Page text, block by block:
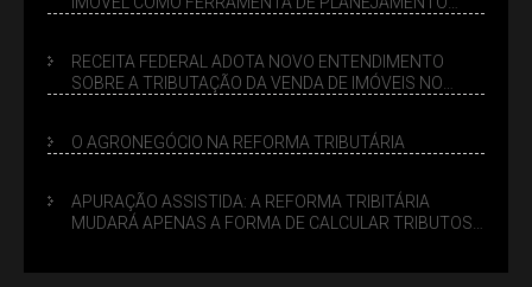
RECEITA FEDERAL ADOTA NOVO ENTENDIMENTO
SOBRE A TRIBUTAÇÃO DA VENDA DE IMÓVEIS NO
O AGRONEGÓCIO NA REFORMA TRIBUTÁRIA
APURAÇÃO ASSISTIDA: A REFORMA TRIBITÁRIA
MUDARÁ APENAS A FORMA DE CALCULAR TRIBUTOS